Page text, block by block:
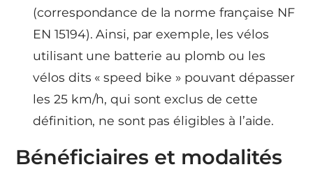
(correspondance de la norme française NF
EN 15194). Ainsi, par exemple, les vélos
utilisant une batterie au plomb ou les
vélos dits « speed bike » pouvant dépasser
les 25 km/h, qui sont exclus de cette
définition, ne sont pas éligibles à l’aide.
Bénéficiaires et modalités